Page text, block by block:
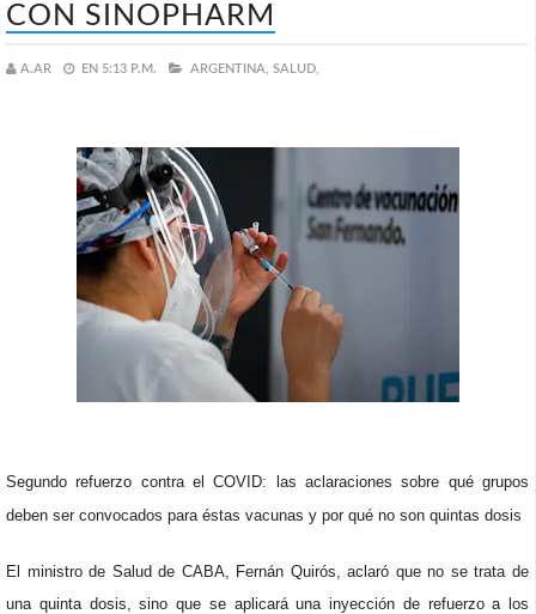
CON SINOPHARM
A.AR EN 5:13 P.M. ARGENTINA, SALUD,
Segundo refuerzo contra el COVID: las aclaraciones sobre qué grupos
deben ser convocados para éstas vacunas y por qué no son quintas dosis
El ministro de Salud de CABA, Fernán Quirós, aclaró que no se trata de
una quinta dosis, sino que se aplicará una inyección de refuerzo a los